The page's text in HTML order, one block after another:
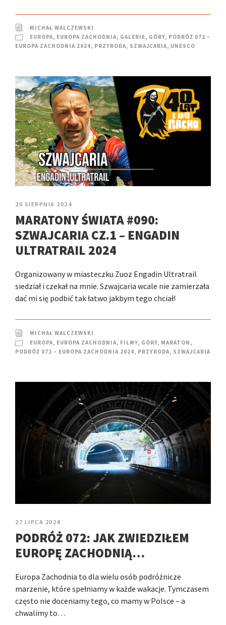
MICHAŁ WALCZEWSKI
EUROPA, EUROPA ZACHODNIA, GALERIE, GÓRY, PODRÓŻ 072 –
EUROPA ZACHODNIA 2024, PRZYRODA, SZWAJCARIA, UNESCO
20 SIERPNIA 2024
MARATONY ŚWIATA #090:
SZWAJCARIA CZ.1 – ENGADIN
ULTRATRAIL 2024
Organizowany w miasteczku Zuoz Engadin Ultratrail
siedział i czekał na mnie. Szwajcaria wcale nie zamierzała
dać mi się podbić tak łatwo jakbym tego chciał!
MICHAŁ WALCZEWSKI
EUROPA, EUROPA ZACHODNIA, FILMY, GÓRY, MARATON ,
PODRÓŻ 072 – EUROPA ZACHODNIA 2024, PRZYRODA, SZWAJCARIA
27 LIPCA 2024
PODRÓŻ 072: JAK ZWIEDZIŁEM
EUROPĘ ZACHODNIĄ…
Europa Zachodnia to dla wielu osób podróżnicze
marzenie, które spełniamy w każde wakacje. Tymczasem
często nie doceniamy tego, co mamy w Polsce – a
chwalimy to…